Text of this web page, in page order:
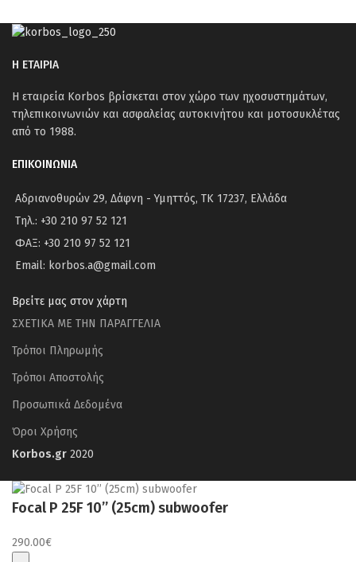
Η ΕΤΑΙΡΙΑ
Η εταιρεία Korbos βρίσκεται στον χώρο των ηχοσυστημάτων,
τηλεπικοινωνιών και ασφαλείας αυτοκινήτου και μοτοσυκλέτας
από το 1988.
ΕΠΙΚΟΙΝΩΝΙΑ
Αδριανοθυρών 29, Δάφνη - Υμηττός, ΤΚ 17237, Ελλάδα
Τηλ.: +30 210 97 52 121
ΦΑΞ: +30 210 97 52 121
Email: korbos.a@gmail.com
Βρείτε μας στον χάρτη
ΣΧΕΤΙΚΑ ΜΕ ΤΗΝ ΠΑΡΑΓΓΕΛΙΑ
Τρόποι Πληρωμής
Τρόποι Αποστολής
Προσωπικά Δεδομένα
Όροι Χρήσης
Korbos.gr 2020
Focal P 25F 10’’ (25cm) subwoofer
290.00€